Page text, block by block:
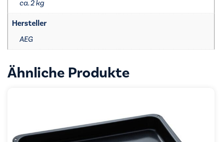
ca. 2 kg
Hersteller
AEG
Ähnliche Produkte